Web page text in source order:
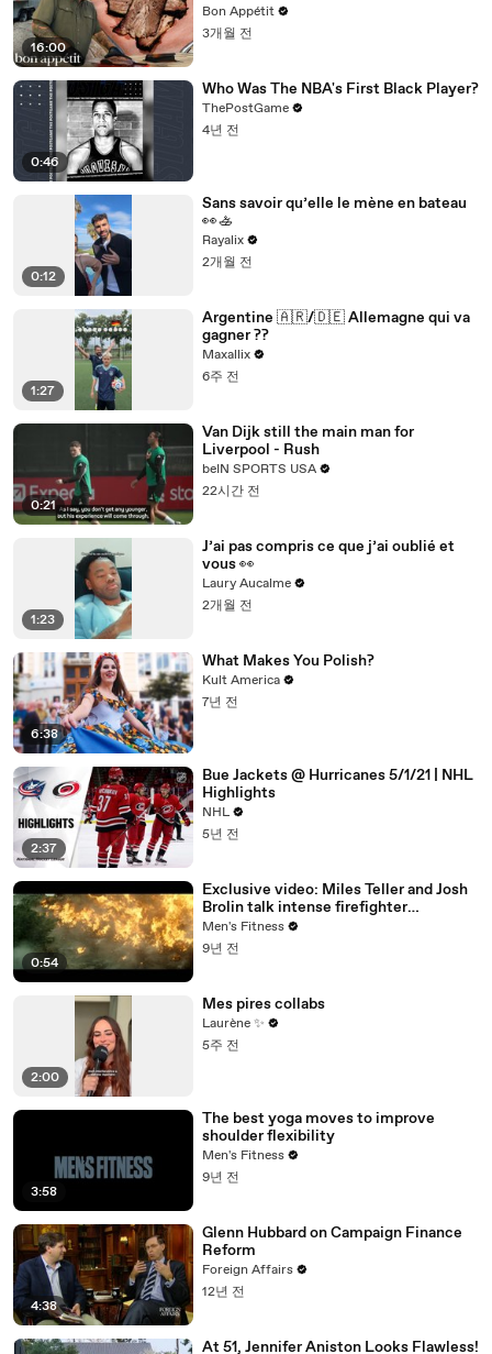
16:00
Bon Appétit
3개월 전
0:46
Who Was The NBA's First Black Player?
ThePostGame
4년 전
0:12
Sans savoir qu’elle le mène en bateau
👀🚣
Rayalix
2개월 전
1:27
Argentine 🇦🇷/🇩🇪 Allemagne qui va
gagner ??
Maxallix
6주 전
0:21
Van Dijk still the main man for
Liverpool - Rush
beIN SPORTS USA
22시간 전
1:23
J’ai pas compris ce que j’ai oublié et
vous 👀
Laury Aucalme
2개월 전
6:38
What Makes You Polish?
Kult America
7년 전
2:37
Bue Jackets @ Hurricanes 5/1/21 | NHL
Highlights
NHL
5년 전
0:54
Exclusive video: Miles Teller and Josh
Brolin talk intense firefighter
bootcamp for ‘Only the Brave’
Men's Fitness
9년 전
2:00
Mes pires collabs
Laurène ✨
5주 전
3:58
The best yoga moves to improve
shoulder flexibility
Men's Fitness
9년 전
4:38
Glenn Hubbard on Campaign Finance
Reform
Foreign Affairs
12년 전
At 51, Jennifer Aniston Looks Flawless!